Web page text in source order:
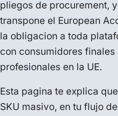
pliegos de procurement,
transpone el European
la obligacion a toda
con consumidores finales
profesionales en la UE.
Esta pagina te explica
SKU masivo, en tu flujo